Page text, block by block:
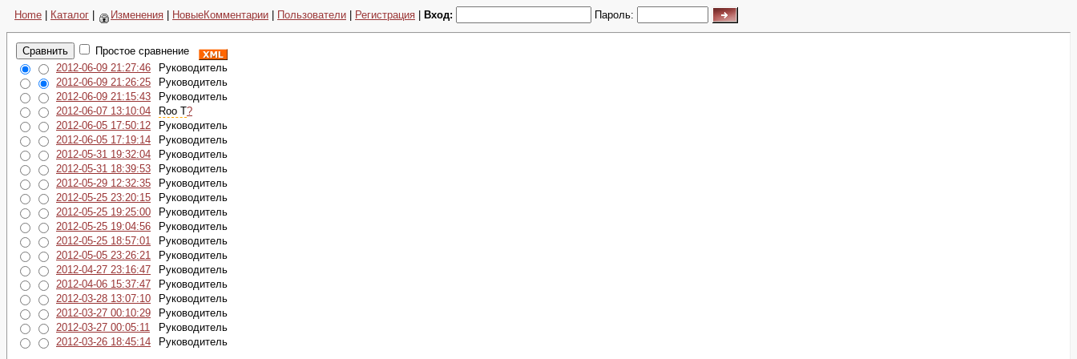
Home Каталог Изменения НовыеКомментарии Пользователи Регистрация Вход: Пароль:
Простое сравнение
2012-06-09 21:27:46
Руководитель
2012-06-09 21:26:25
Руководитель
2012-06-09 21:15:43
Руководитель
2012-06-07 13:10:04
Roo T?
2012-06-05 17:50:12
Руководитель
2012-06-05 17:19:14
Руководитель
2012-05-31 19:32:04
Руководитель
2012-05-31 18:39:53
Руководитель
2012-05-29 12:32:35
Руководитель
2012-05-25 23:20:15
Руководитель
2012-05-25 19:25:00
Руководитель
2012-05-25 19:04:56
Руководитель
2012-05-25 18:57:01
Руководитель
2012-05-05 23:26:21
Руководитель
2012-04-27 23:16:47
Руководитель
2012-04-06 15:37:47
Руководитель
2012-03-28 13:07:10
Руководитель
2012-03-27 00:10:29
Руководитель
2012-03-27 00:05:11
Руководитель
2012-03-26 18:45:14
Руководитель